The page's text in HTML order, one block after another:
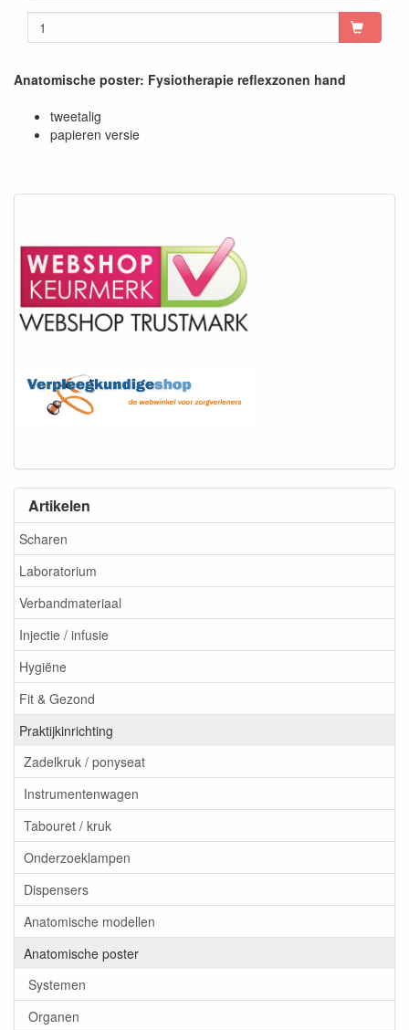
Artikelen
Scharen
Laboratorium
Verbandmateriaal
Injectie / infusie
Hygiëne
Fit & Gezond
Praktijkinrichting
Zadelkruk / ponyseat
Instrumentenwagen
Tabouret / kruk
Onderzoeklampen
Dispensers
Anatomische modellen
Anatomische poster
Systemen
Organen
Anatomische poster: Fysiotherapie reflexzonen hand
tweetalig
papieren versie